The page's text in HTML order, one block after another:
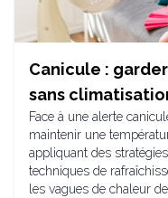
Canicule :
sans
Face à une alerte
maintenir une
appliquant des
techniques de
les vagues de chaleur